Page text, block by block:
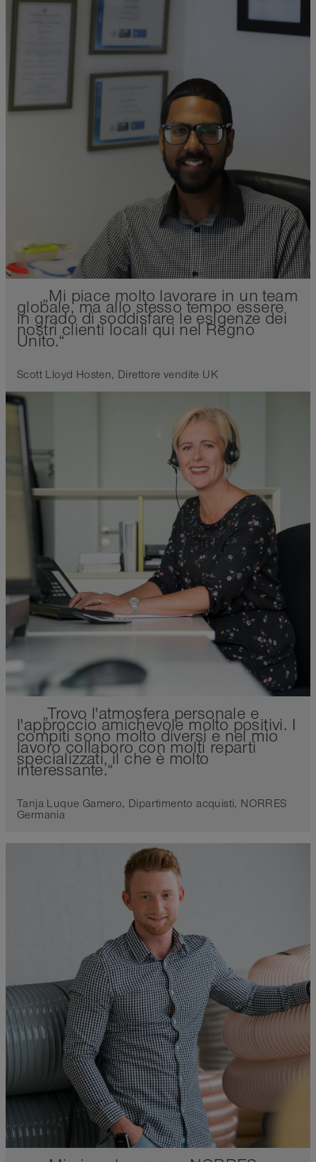
„Mi piace molto lavorare in un team
globale, ma allo stesso tempo essere
in grado di soddisfare le esigenze dei
nostri clienti locali qui nel Regno
Unito.“
Scott Lloyd Hosten, Direttore vendite UK
„Trovo l'atmosfera personale e
l'approccio amichevole molto positivi. I
compiti sono molto diversi e nel mio
lavoro collaboro con molti reparti
specializzati, il che è molto
interessante.“
Tanja Luque Gamero, Dipartimento acquisti, NORRES
Germania